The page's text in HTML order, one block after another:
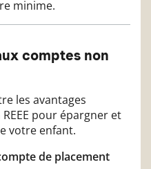
minime.
comptes non
les avantages
pour épargner et
votre enfant.
de placement